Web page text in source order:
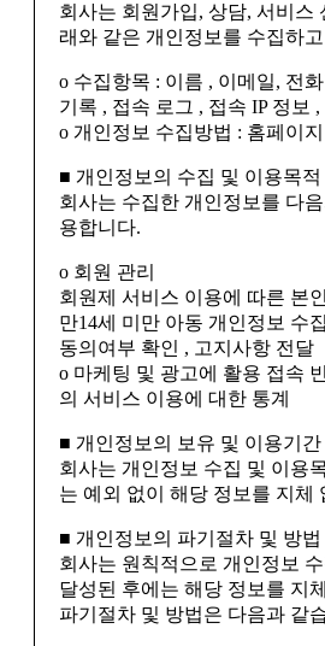
회사는 회원가입, 상담, 서비스
래와 같은 개인정보를 수집하
ο 수집항목 : 이름 , 이메일, 전
기록 , 접속 로그 , 접속 IP 정보 ,
ο 개인정보 수집방법 : 홈페이지
■ 개인정보의 수집 및 이용목적
회사는 수집한 개인정보를 다
용합니다.
ο 회원 관리
회원제 서비스 이용에 따른 본
만14세 미만 아동 개인정보 수
동의여부 확인 , 고지사항 전달
ο 마케팅 및 광고에 활용 접속
의 서비스 이용에 대한 통계
■ 개인정보의 보유 및 이용기간
회사는 개인정보 수집 및 이용
는 예외 없이 해당 정보를 지체
■ 개인정보의 파기절차 및 방법
회사는 원칙적으로 개인정보
달성된 후에는 해당 정보를 지
파기절차 및 방법은 다음과 같